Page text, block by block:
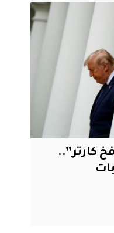
كارتر”..